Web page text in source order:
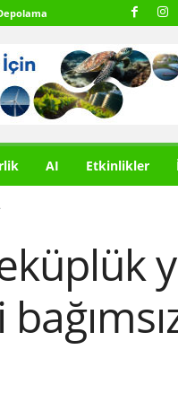
AI Etkinlikler